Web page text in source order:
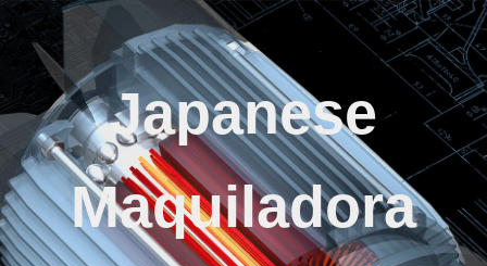
Japanese
Maquiladora